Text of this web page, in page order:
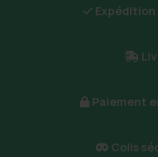
Expédition
Paiement
Colis